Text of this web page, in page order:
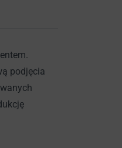
podjęcia